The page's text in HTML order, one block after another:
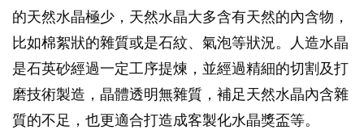
的天然水晶極少，天然水晶大多含有天然的內含物，
比如棉絮狀的雜質或是石紋、氣泡等狀況。人造水晶
是石英砂經過一定工序提煉，並經過精細的切割及打
磨技術製造，晶體透明無雜質，補足天然水晶內含雜
質的不足，也更適合打造成客製化水晶獎盃等。